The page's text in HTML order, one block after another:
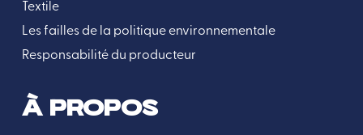
Textile
Les failles de la politique environnementale
Responsabilité du producteur
À PROPOS